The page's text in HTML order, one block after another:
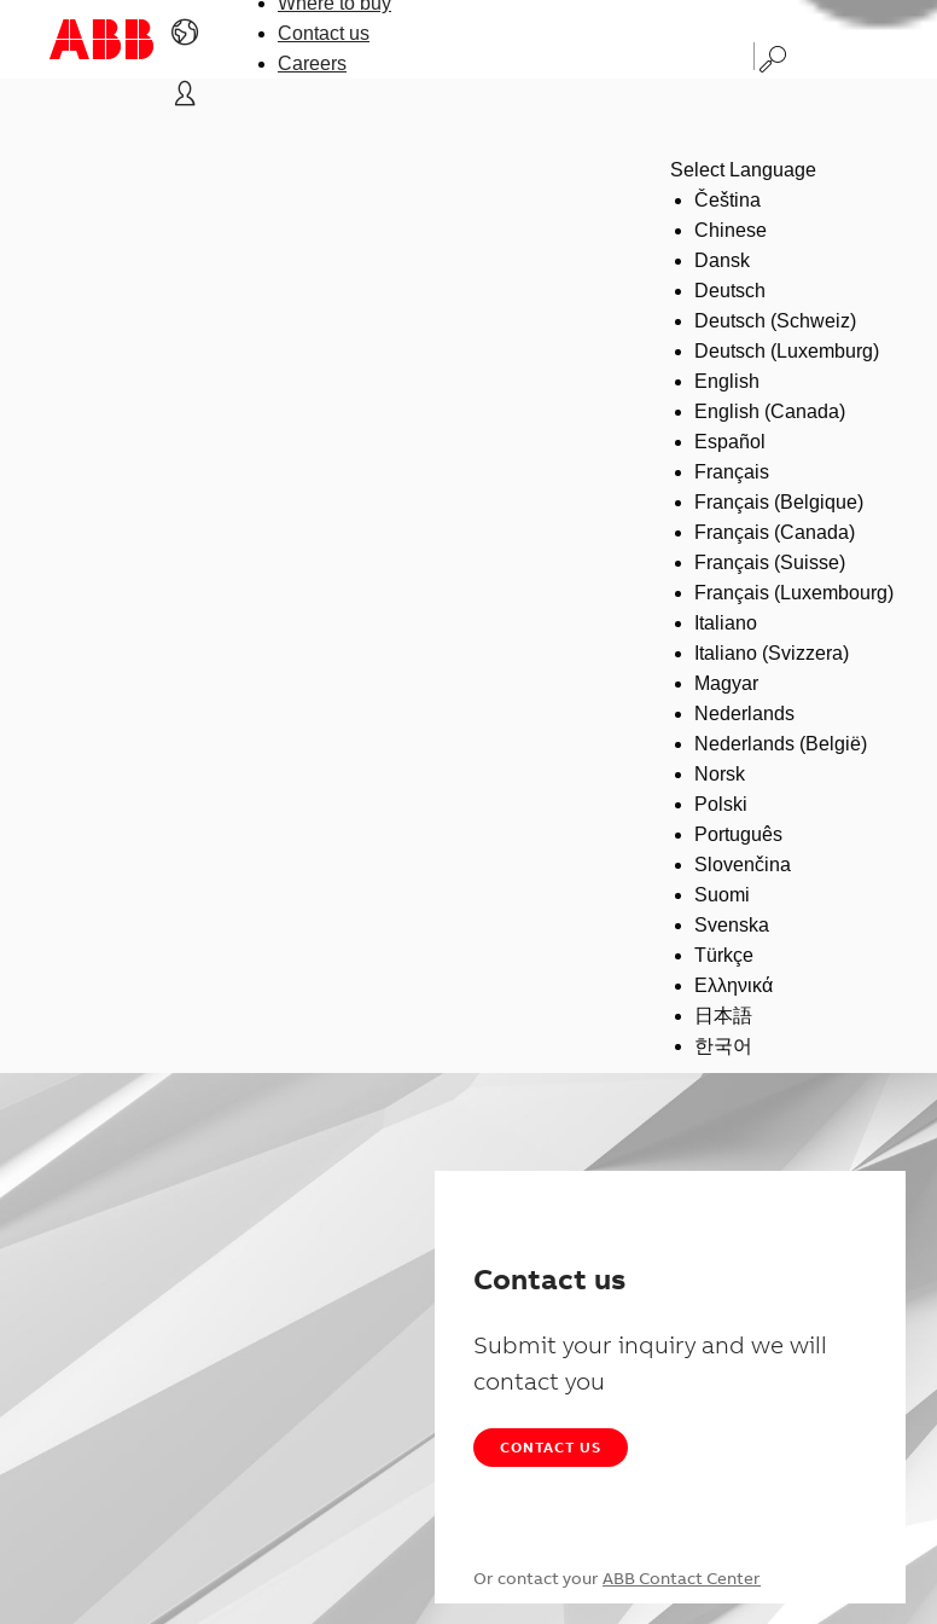
Contact us
Careers
Select Language
Čeština
Chinese
Dansk
Deutsch
Deutsch (Schweiz)
Deutsch (Luxemburg)
English
English (Canada)
Español
Français
Français (Belgique)
Français (Canada)
Français (Suisse)
Français (Luxembourg)
Italiano
Italiano (Svizzera)
Magyar
Nederlands
Nederlands (België)
Norsk
Polski
Português
Slovenčina
Suomi
Svenska
Türkçe
Ελληνικά
日本語
한국어
Contact us
Submit your inquiry and we will
contact you
CONTACT US
Or contact your ABB Contact Center